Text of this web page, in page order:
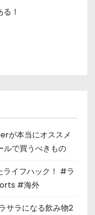
！
が本当にオススメ
で買うべきもの
ライフハック！ #ラ
#海外
サラになる飲み物2